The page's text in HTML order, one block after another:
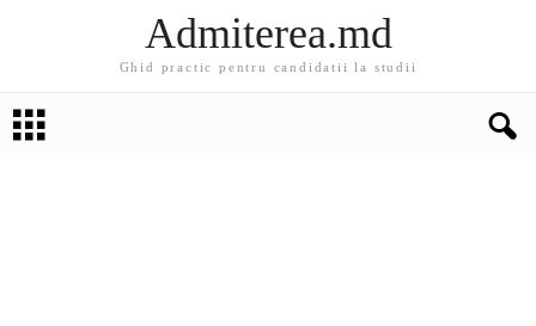
Admiterea.md
Ghid practic pentru candidatii la studii